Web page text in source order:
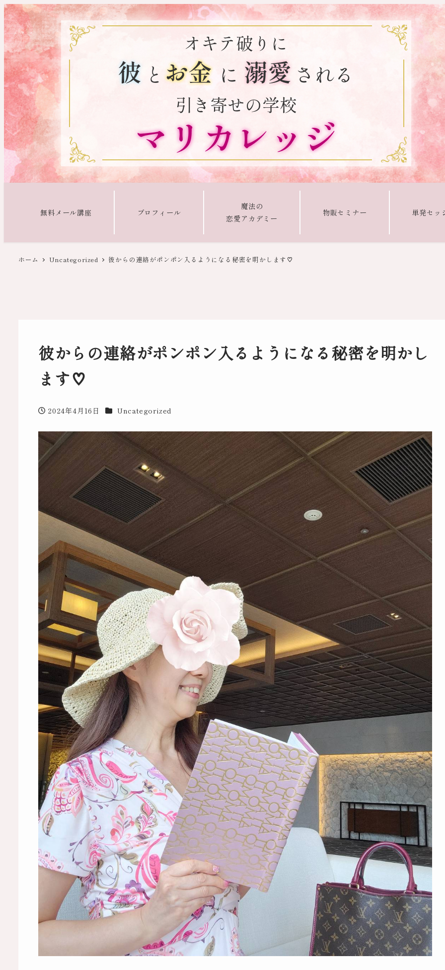
無料メール講座 プロフィール
魔法の
恋愛アカデミー
物販セミナー 単発セッ
ホーム Uncategorized 彼からの連絡がポンポン入るようになる秘密を明かします♡
彼からの連絡がポンポン入るようになる秘密を明かし
ます♡
投稿日
2024年4月16日 カテゴリー
Uncategorized